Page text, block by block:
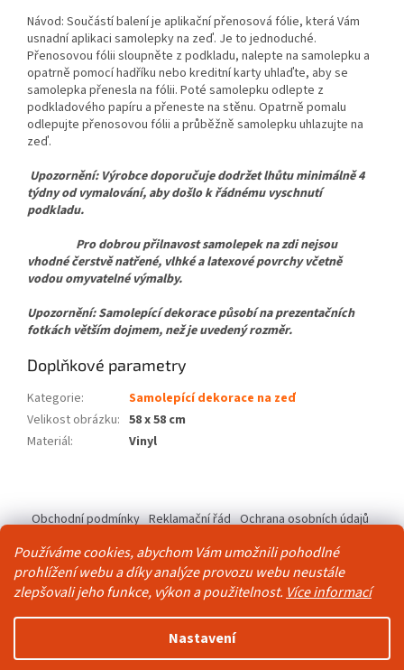
Používáme cookies, abychom Vám umožnili pohodlné
prohlížení webu a díky analýze provozu webu neustále
zlepšovali jeho funkce, výkon a použitelnost. Více informací
Nastavení
Návod: Součástí balení je aplikační přenosová fólie, která Vám
usnadní aplikaci samolepky na zeď. Je to jednoduché.
Přenosovou fólii sloupněte z podkladu, nalepte na samolepku a
opatrně pomocí hadříku nebo kreditní karty uhlaďte, aby se
samolepka přenesla na fólii. Poté samolepku odlepte z
podkladového papíru a přeneste na stěnu. Opatrně pomalu
odlepujte přenosovou fólii a průběžně samolepku uhlazujte na
zeď.
Upozornění: Výrobce doporučuje dodržet lhůtu minimálně 4
týdny od vymalování, aby došlo k řádnému vyschnutí
podkladu.
Pro dobrou přilnavost samolepek na zdi nejsou
vhodné čerstvě natřené, vlhké a latexové povrchy včetně
vodou omyvatelné výmalby.
Upozornění: Samolepící dekorace působí na prezentačních
fotkách větším dojmem, než je uvedený rozměr.
Doplňkové parametry
Kategorie:
Samolepící dekorace na zeď
Velikost obrázku: 58 x 58 cm
Materiál: Vinyl
p
Obchodní podmínky Reklamační řád Ochrana osobních údajů